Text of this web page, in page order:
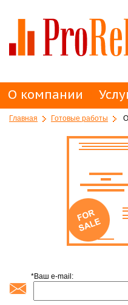
О компании
Главная Готовые работы
*Ваш e-mail: